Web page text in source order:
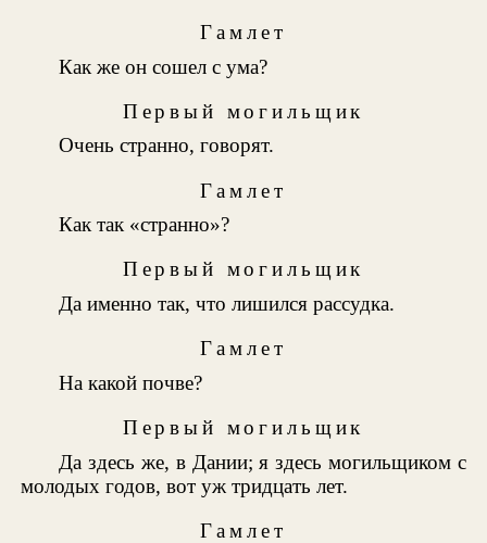
Гамлет
Как же он сошел с ума?
Первый могильщик
Очень странно, говорят.
Гамлет
Как так «странно»?
Первый могильщик
Да именно так, что лишился рассудка.
Гамлет
На какой почве?
Первый могильщик
Да здесь же, в Дании; я здесь могильщиком с
молодых годов, вот уж тридцать лет.
Гамлет